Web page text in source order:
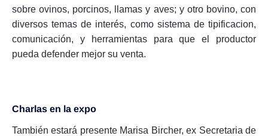
sobre ovinos, porcinos, llamas y aves; y otro bovino, con
diversos temas de interés, como sistema de tipificacion,
comunicación, y herramientas para que el productor
pueda defender mejor su venta.
Charlas en la expo
También estará presente Marisa Bircher, ex Secretaria de